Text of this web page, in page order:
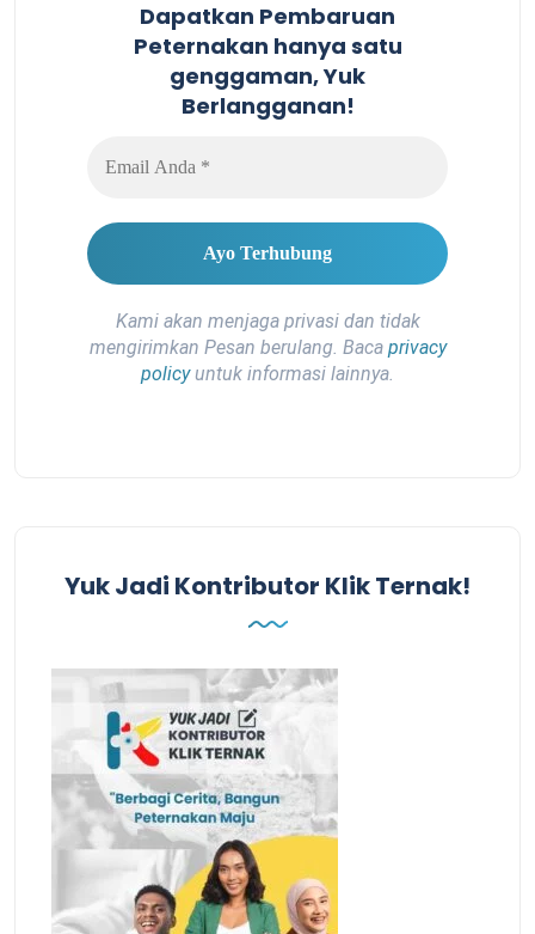
Dapatkan Pembaruan
Peternakan hanya satu
genggaman, Yuk
Berlangganan!
Kami akan menjaga privasi dan tidak
mengirimkan Pesan berulang. Baca privacy
policyuntuk informasi lainnya.
Yuk Jadi Kontributor Klik Ternak!